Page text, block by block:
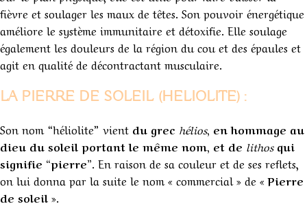
fièvre et soulager les maux de têtes. Son pouvoir énergétique
améliore le système immunitaire et détoxifie. Elle soulage
également les douleurs de la région du cou et des épaules et
agit en qualité de décontractant musculaire.
LA PIERRE DE SOLEIL (HELIOLITE) :
Son nom “héliolite” vient du grec hélios, en hommage au
dieu du soleil portant le même nom, et de lithosqui
signifie “pierre”. En raison de sa couleur et de ses reflets,
on lui donna par la suite le nom « commercial » de «Pierre
de soleil ».